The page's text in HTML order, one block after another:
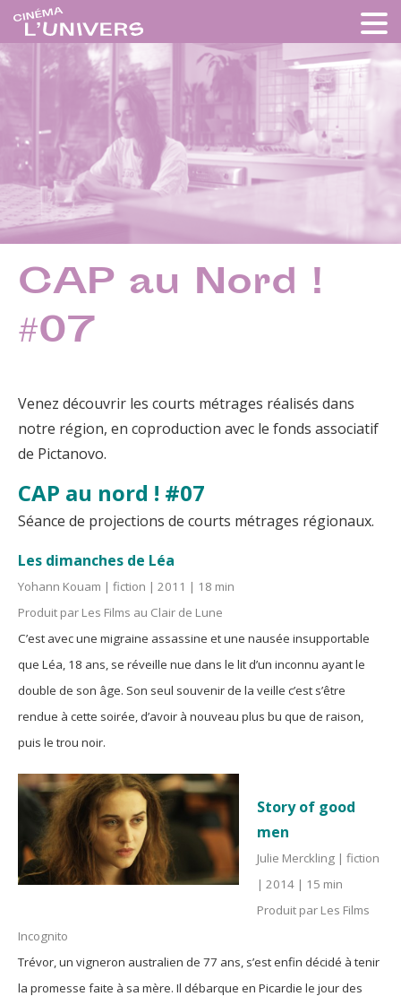
CAP au Nord !
#07
Venez découvrir les courts métrages réalisés dans
notre région, en coproduction avec le fonds associatif
de Pictanovo.
CAP au nord ! #07
Séance de projections de courts métrages régionaux.
Les dimanches de Léa
Yohann Kouam | fiction | 2011 | 18 min
Produit par Les Films au Clair de Lune
C’est avec une migraine assassine et une nausée insupportable
que Léa, 18 ans, se réveille nue dans le lit d’un inconnu ayant le
double de son âge. Son seul souvenir de la veille c’est s’être
rendue à cette soirée, d’avoir à nouveau plus bu que de raison,
puis le trou noir.
Story of good
men
Julie Merckling | fiction
| 2014 | 15 min
Produit par Les Films
Incognito
Trévor, un vigneron australien de 77 ans, s’est enfin décidé à tenir
la promesse faite à sa mère. Il débarque en Picardie le jour des